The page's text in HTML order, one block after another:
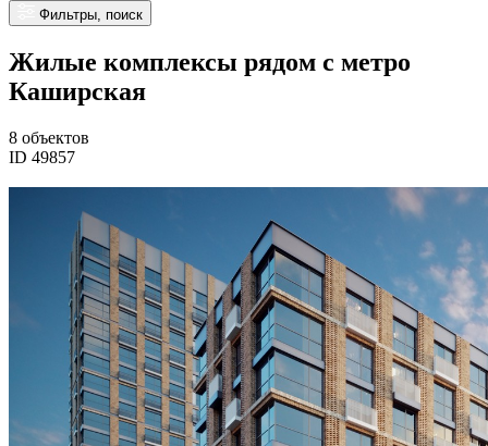
Фильтры, поиск
Жилые комплексы рядом с метро
Каширская
8 объектов
ID 49857